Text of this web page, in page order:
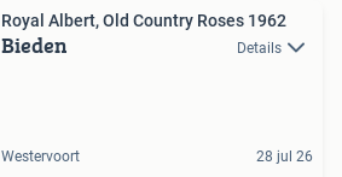
Royal Albert, Old Country Roses 1962
Bieden Details
Westervoort 28 jul 26